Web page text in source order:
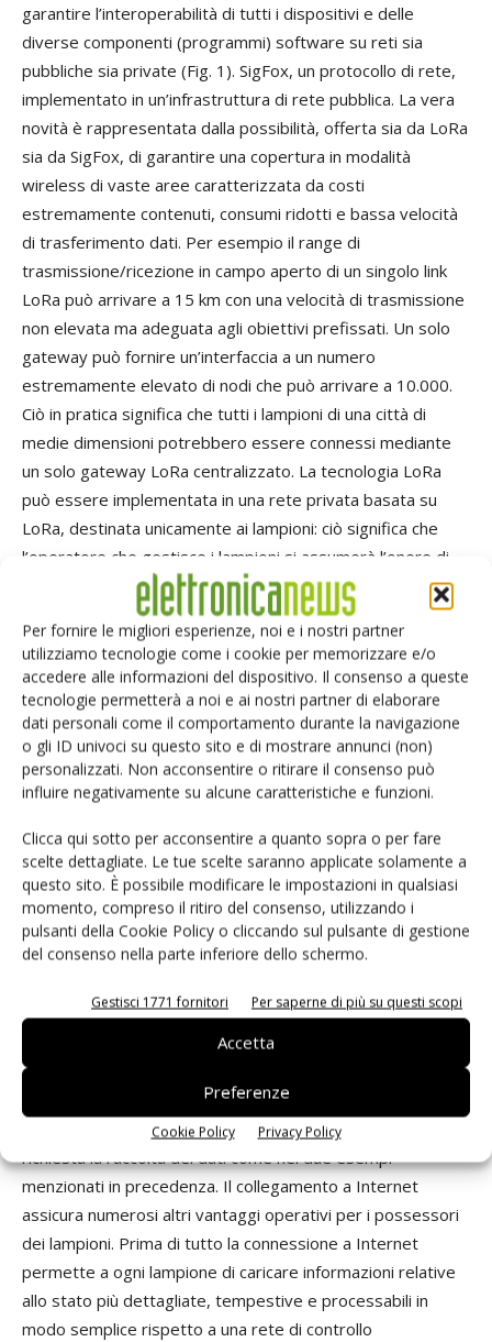
Per fornire le migliori esperienze, noi e i nostri partner
utilizziamo tecnologie come i cookie per memorizzare e/o
accedere alle informazioni del dispositivo. Il consenso a queste
tecnologie permetterà a noi e ai nostri partner di elaborare
dati personali come il comportamento durante la navigazione
o gli ID univoci su questo sito e di mostrare annunci (non)
personalizzati. Non acconsentire o ritirare il consenso può
influire negativamente su alcune caratteristiche e funzioni.
Clicca qui sotto per acconsentire a quanto sopra o per fare
scelte dettagliate. Le tue scelte saranno applicate solamente a
questo sito. È possibile modificare le impostazioni in qualsiasi
momento, compreso il ritiro del consenso, utilizzando i
pulsanti della Cookie Policy o cliccando sul pulsante di gestione
del consenso nella parte inferiore dello schermo.
Gestisci 1771 fornitori Per saperne di più su questi scopi
Accetta
Preferenze
Cookie Policy Privacy Policy
garantire l’interoperabilità di tutti i dispositivi e delle
diverse componenti (programmi) software su reti sia
pubbliche sia private (Fig. 1). SigFox, un protocollo di rete,
implementato in un’infrastruttura di rete pubblica. La vera
novità è rappresentata dalla possibilità, offerta sia da LoRa
sia da SigFox, di garantire una copertura in modalità
wireless di vaste aree caratterizzata da costi
estremamente contenuti, consumi ridotti e bassa velocità
di trasferimento dati. Per esempio il range di
trasmissione/ricezione in campo aperto di un singolo link
LoRa può arrivare a 15 km con una velocità di trasmissione
non elevata ma adeguata agli obiettivi prefissati. Un solo
gateway può fornire un’interfaccia a un numero
estremamente elevato di nodi che può arrivare a 10.000.
Ciò in pratica significa che tutti i lampioni di una città di
medie dimensioni potrebbero essere connessi mediante
un solo gateway LoRa centralizzato. La tecnologia LoRa
può essere implementata in una rete privata basata su
LoRa, destinata unicamente ai lampioni: ciò significa che
l’operatore che gestisce i lampioni si assumerà l’onere di
pagare i costi dell’installazione dei gateway e dei sensori
basati sulla tecnologia LoRa, dell’avviamento e del
mantenimento della rete. Grazie agli sforzi dellaLoRa
Alliance, le reti LoRaWan pubbliche si stanno diffondendo in
molte città e alcuni operatori che gestiscono i lampioni
potranno agganciarsi all’infrastruttura esistente, con
conseguente ulteriore riduzione dei costi di connessione.
SigFox è accessibile agli utenti solamente sotto forma di
SigFox in alcuni Paesi, e dagli operatori di rete partner della
società in altri. Per entrambe le tecnologie, LoRa e SigFox,
il costo da sostenere per connettere un nodo e inviare e
ricevere segnali sulla rete è estremamente contenuto.
Rispetto ai costi della Bom e dell’assemblaggio della
commissioning (messa in servizio e collaudo) di un nuovo
lampione a Led, il costo aggiuntivo della connessione a
Internet attraverso una rete LoRa o SigFox è quasi
trascurabile. In sintesi, il rapporto tra costi e benefici è
estremamente favorevole. Questo non solo nei casi in cui è
richiesta la raccolta dei dati come nei due esempi
menzionati in precedenza. Il collegamento a Internet
assicura numerosi altri vantaggi operativi per i possessori
dei lampioni. Prima di tutto la connessione a Internet
permette a ogni lampione di caricare informazioni relative
allo stato più dettagliate, tempestive e processabili in
modo semplice rispetto a una rete di controllo